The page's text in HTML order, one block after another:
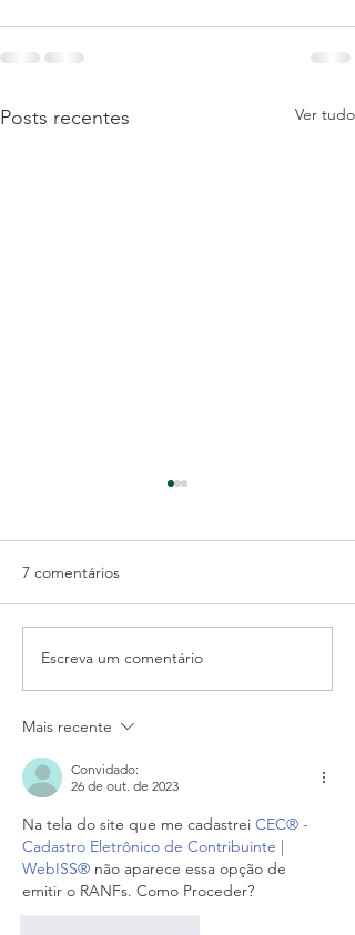
Posts recentes Ver tudo
Rotinas do Departamento
Financeiro. Sua empresa
7 comentários
Escreva um comentário
Mais recente
Convidado:
26 de out. de 2023
Na tela do site que me cadastrei CEC® -
Cadastro Eletrônico de Contribuinte |
WebISS® não aparece essa opção de
emitir o RANFs. Como Proceder?